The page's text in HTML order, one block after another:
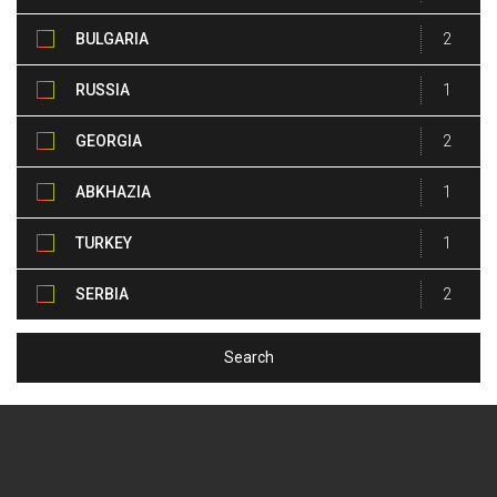
BULGARIA 2
RUSSIA 1
GEORGIA 2
ABKHAZIA 1
TURKEY 1
SERBIA 2